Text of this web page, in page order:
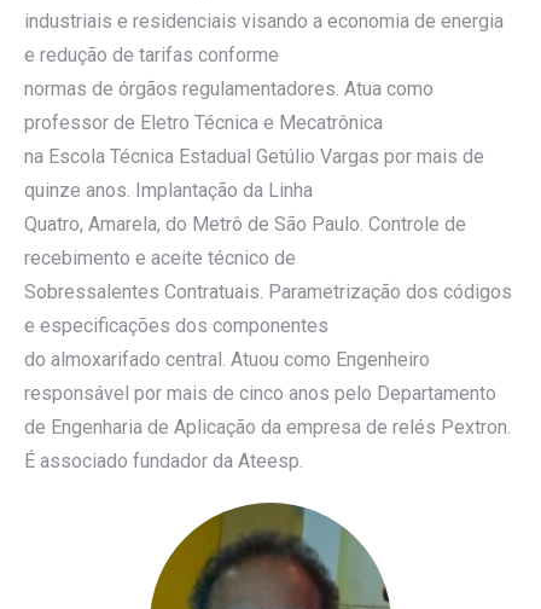
industriais e residenciais visando a economia de energia
e redução de tarifas conforme
normas de órgãos regulamentadores. Atua como
professor de Eletro Técnica e Mecatrônica
na Escola Técnica Estadual Getúlio Vargas por mais de
quinze anos. Implantação da Linha
Quatro, Amarela, do Metrô de São Paulo. Controle de
recebimento e aceite técnico de
Sobressalentes Contratuais. Parametrização dos códigos
e especificações dos componentes
do almoxarifado central. Atuou como Engenheiro
responsável por mais de cinco anos pelo Departamento
de Engenharia de Aplicação da empresa de relés Pextron.
É associado fundador da Ateesp.